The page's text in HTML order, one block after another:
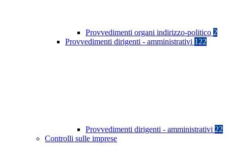
Provvedimenti organi indirizzo-politico 2
Provvedimenti dirigenti - amministrativi 122
Provvedimenti dirigenti - amministrativi 22
Controlli sulle imprese